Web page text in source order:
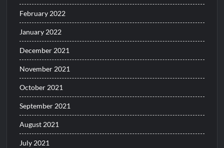
February 2022
January 2022
December 2021
November 2021
October 2021
September 2021
August 2021
July 2021